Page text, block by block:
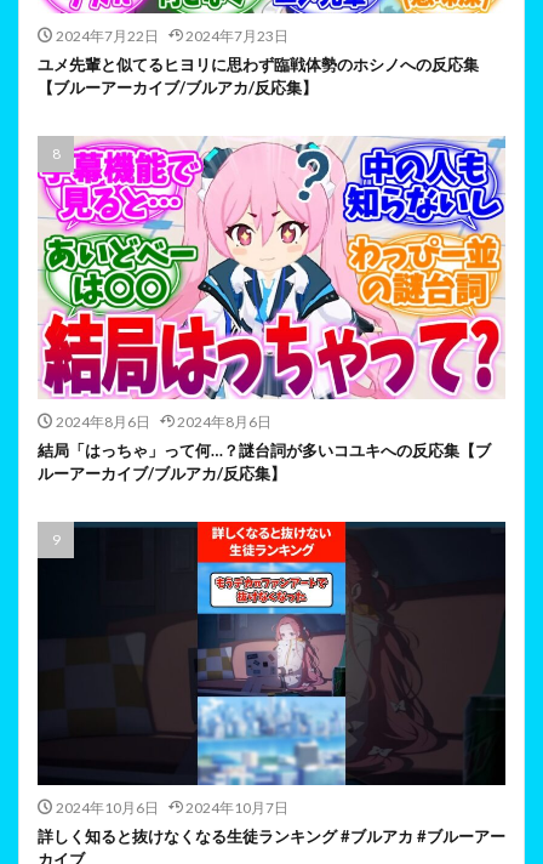
2024年7月22日 2024年7月23日
ユメ先輩と似てるヒヨリに思わず臨戦体勢のホシノへの反応集
【ブルーアーカイブ/ブルアカ/反応集】
2024年8月6日 2024年8月6日
結局「はっちゃ」って何…？謎台詞が多いコユキへの反応集【ブ
ルーアーカイブ/ブルアカ/反応集】
2024年10月6日 2024年10月7日
詳しく知ると抜けなくなる生徒ランキング #ブルアカ #ブルーアー
カイブ